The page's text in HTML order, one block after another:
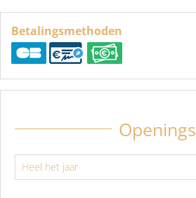
Betalingsmethoden
Openings